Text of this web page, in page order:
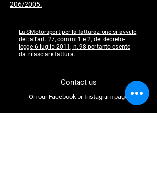
206/2005.
La SMotorsport per la fatturazione si avvale
dell:all'art. 27, commi 1 e 2, del decreto-
legge 6 luglio 2011, n. 98 pertanto esente
dal rilasciare fattura.
Contact us
On our Facebook or Instagram page